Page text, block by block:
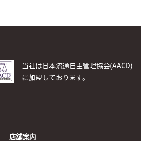
当社は日本流通自主管理協会(AACD)
に加盟しております。
店舗案内